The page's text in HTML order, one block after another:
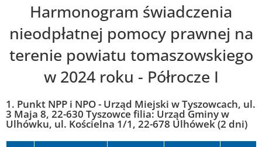
Harmonogram świadczenia
nieodpłatnej pomocy prawnej na
terenie powiatu tomaszowskiego
w 2024 roku - Półrocze I
1. Punkt NPP i NPO - Urząd Miejski w Tyszowcach, ul.
3 Maja 8, 22-630 Tyszowce filia: Urząd Gminy w
Ulhówku, ul. Kościelna 1/1, 22-678 Ulhówek (2 dni)